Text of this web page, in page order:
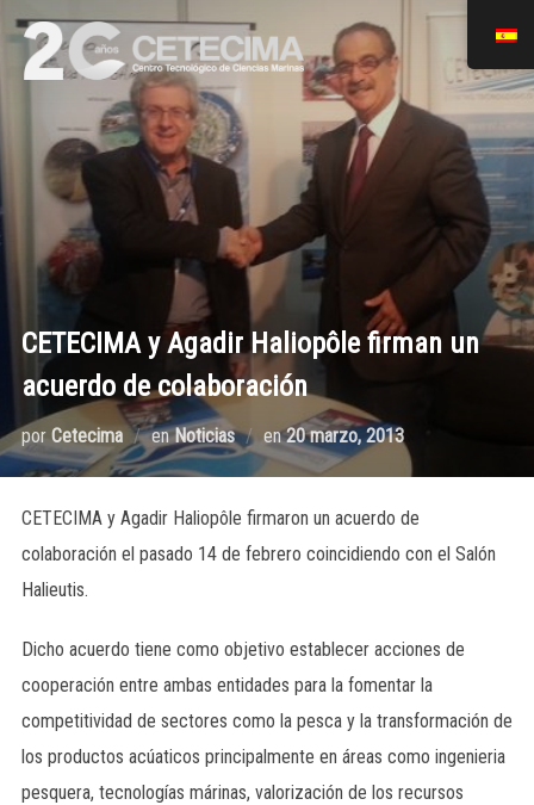
CETECIMA y Agadir Haliopôle firman un
acuerdo de colaboración
por Cetecima enNoticias en20 marzo, 2013
CETECIMA y Agadir Haliopôle firmaron un acuerdo de
colaboración el pasado 14 de febrero coincidiendo con el Salón
Halieutis.
Dicho acuerdo tiene como objetivo establecer acciones de
cooperación entre ambas entidades para la fomentar la
competitividad de sectores como la pesca y la transformación de
los productos acúaticos principalmente en áreas como ingenieria
pesquera, tecnologías márinas, valorización de los recursos